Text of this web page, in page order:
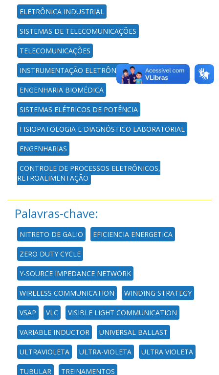
ELETRÔNICA INDUSTRIAL
SISTEMAS DE TELECOMUNICAÇÕES
TELECOMUNICAÇÕES
INSTRUMENTAÇÃO ELETRÔNICA
ENGENHARIA BIOMÉDICA
SISTEMAS ELÉTRICOS DE POTÊNCIA
FISIOPATOLOGIA E DIAGNÓSTICO LABORATORIAL
ENGENHARIAS
CONTROLE DE PROCESSOS ELETRÔNICOS,
RETROALIMENTAÇÃO
Palavras-chave:
NITRETO DE GALIO EFICIENCIA ENERGETICA
ZERO DUTY CYCLE
Y-SOURCE IMPEDANCE NETWORK
WIRELESS COMMUNICATION WINDING STRATEGY
VSAP VLC VISIBLE LIGHT COMMUNICATION
VARIABLE INDUCTOR UNIVERSAL BALLAST
ULTRAVIOLETA ULTRA-VIOLETA ULTRA VIOLETA
TUBULAR TREINAMENTOS